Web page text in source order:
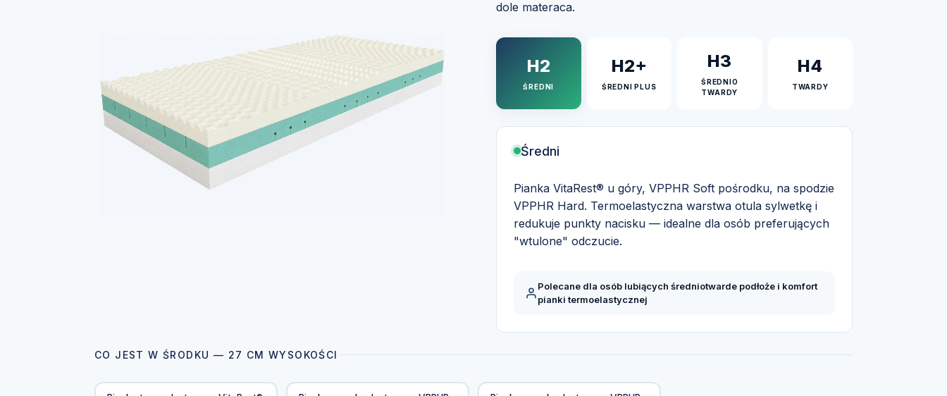
dole materaca.
H2
ŚREDNI
H2+
ŚREDNI PLUS
H3
ŚREDNIO
TWARDY
H4
TWARDY
Średni
Pianka VitaRest® u góry, VPPHR Soft pośrodku, na spodzie
VPPHR Hard. Termoelastyczna warstwa otula sylwetkę i
redukuje punkty nacisku — idealne dla osób preferujących
"wtulone" odczucie.
Polecane dla osób lubiących średniotwarde podłoże i komfort
pianki termoelastycznej
CO JEST W ŚRODKU — 27 CM WYSOKOŚCI